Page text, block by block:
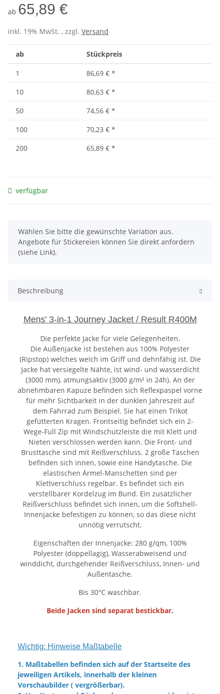
ab 65,89 €
inkl. 19% MwSt. , zzgl. Versand
ab Stückpreis
1 86,69 € *
10
80,63 € *
50
74,56 € *
100
70,23 € *
200
65,89 € *
verfügbar
x
Wählen Sie bitte die gewünschte Variation aus.
Angebote für Stickereien können Sie direkt anfordern
(siehe Link).
Beschreibung
Mens' 3-in-1 Journey Jacket / Result R400M
Die perfekte Jacke für viele Gelegenheiten.
Die Außenjacke ist bestehen aus 100% Polyester
(Ripstop) welches weich im Griff und dehnfähig ist. Die
Jacke hat versiegelte Nähte, ist wind- und wasserdicht
(3000 mm), atmungsaktiv (3000 g/m² in 24h). An der
abnehmbaren Kapuze befinden sich Reflexpaspel vorne
für mehr Sichtbarkeit in der dunklen Jahreszeit auf
dem Fahrrad zum Beispiel. Sie hat einen Trikot
gefütterten Kragen. Frontseitig befindet sich ein 2-
Wege-Full Zip mit Windschutzleiste die mit Klett und
Nieten verschlossen werden kann. Die Front- und
Brusttasche sind mit Reißverschluss. 2 große Taschen
befinden sich innen, sowie eine Handytasche. Die
elastischen Ärmel-Manschetten sind per
Klettverschluss regelbar. Es befindet sich ein
verstellbarer Kordelzug im Bund. Ein zusätzlicher
Reißverschluss befindet sich innen, um die Softshell-
Innenjacke befestigen zu können, so das diese nicht
unnötig verrutscht.
Eigenschaften der Innenjacke: 280 g/qm, 100%
Polyester (doppellagig), Wasserabweisend und
winddicht, durchgehender Reißverschluss, Innen- und
Außentasche.
Bis 30°C waschbar.
Beide Jacken sind separat bestickbar.
Wichtig: Hinweise Maßtabelle
1. Maßtabellen befinden sich auf der Startseite des
jeweiligen Artikels, innerhalb der kleinen
Vorschaubilder ( vergrößerbar).